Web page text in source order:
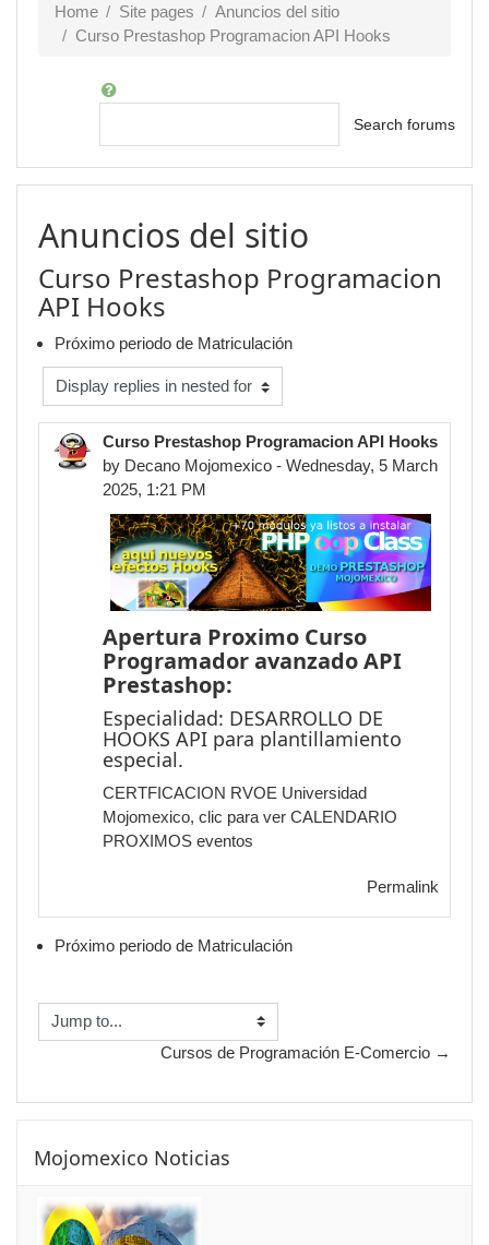
Home Site pages
Anuncios del sitio
Curso Prestashop Programacion API Hooks
Search forums
Anuncios del sitio
Curso Prestashop Programacion
API Hooks
Próximo periodo de Matriculación
Display mode
Curso Prestashop Programacion API Hooks
by Decano Mojomexico- Wednesday, 5 March
2025, 1:21 PM
Apertura Proximo Curso
Programador avanzado API
Prestashop:
Especialidad: DESARROLLO DE
HOOKS API para plantillamiento
especial.
CERTFICACION RVOE Universidad
Mojomexico, clic para ver CALENDARIO
PROXIMOS eventos
Permalink
Próximo periodo de Matriculación
Jump to...
Cursos de Programación E-Comercio →
Mojomexico Noticias